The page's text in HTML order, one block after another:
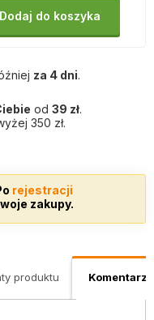
Dodaj do koszyka
za 4 dni.
od 39 zł.
350 zł.
rejestracji
zakupy.
produktu Komentarze